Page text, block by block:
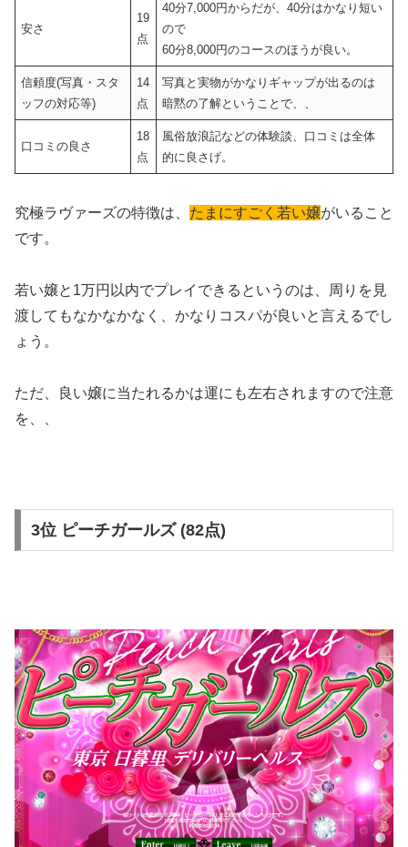
安さ
19
点
40分7,000円からだが、40分はかなり短い
ので
60分8,000円のコースのほうが良い。
信頼度(写真・スタ
ッフの対応等)
14
点
写真と実物がかなりギャップが出るのは
暗黙の了解ということで、、
口コミの良さ
18
点
風俗放浪記などの体験談、口コミは全体
的に良さげ。
究極ラヴァーズの特徴は、 たまにすごく若い嬢がいること
です。
若い嬢と1万円以内でプレイできるというのは、周りを見
渡してもなかなかなく、かなりコスパが良いと言えるでし
ょう。
ただ、良い嬢に当たれるかは運にも左右されますので注意
を、、
3位 ピーチガールズ (82点)